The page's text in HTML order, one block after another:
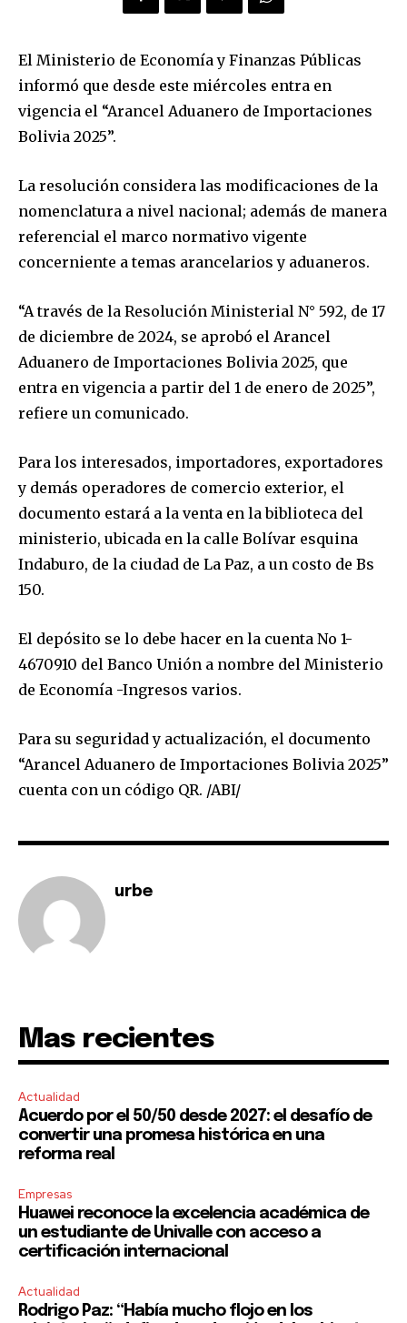
conversation.
To subscribe, simply enter your email address on our website
or click the subscribe button below. Don't worry, we respect
your privacy and won't spam your inbox. Your information is
I've read and accept thePrivacy Policy.
El Ministerio de Economía y Finanzas Públicas
informó que desde este miércoles entra en
vigencia el “Arancel Aduanero de Importaciones
Bolivia 2025”.
La resolución considera las modificaciones de la
nomenclatura a nivel nacional; además de manera
referencial el marco normativo vigente
concerniente a temas arancelarios y aduaneros.
“A través de la Resolución Ministerial N° 592, de 17
de diciembre de 2024, se aprobó el Arancel
Aduanero de Importaciones Bolivia 2025, que
entra en vigencia a partir del 1 de enero de 2025”,
refiere un comunicado.
Para los interesados, importadores, exportadores
y demás operadores de comercio exterior, el
documento estará a la venta en la biblioteca del
ministerio, ubicada en la calle Bolívar esquina
Indaburo, de la ciudad de La Paz, a un costo de Bs
150.
El depósito se lo debe hacer en la cuenta No 1-
4670910 del Banco Unión a nombre del Ministerio
de Economía -Ingresos varios.
Para su seguridad y actualización, el documento
“Arancel Aduanero de Importaciones Bolivia 2025”
cuenta con un código QR. /ABI/
urbe
Mas recientes
Actualidad
Acuerdo por el 50/50 desde 2027: el desafío de
convertir una promesa histórica en una
reforma real
Empresas
Huawei reconoce la excelencia académica de
un estudiante de Univalle con acceso a
certificación internacional
Actualidad
Rodrigo Paz: “Había mucho flojo en los